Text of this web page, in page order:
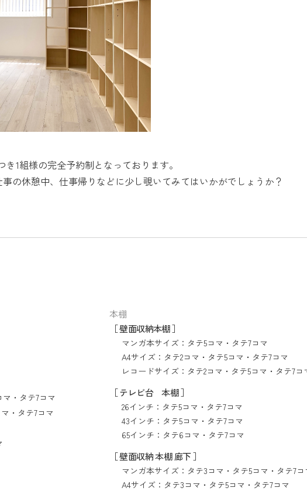
き1組様の完全予約制となっております。
の休憩中、仕事帰りなどに少し覗いてみてはいかがでしょうか？
マ ・ タテ7コマ
・ タテ7コマ
本棚
［ 壁面収納本棚 ］
マンガ本サイズ： タテ5コマ ・ タテ7コマ
A4サイズ： タテ2コマ ・ タテ5コマ ・ タテ7コマ
レコードサイズ： タテ2コマ ・ タテ5コマ ・ タテ7コ
［ テレビ台 本棚 ］
26インチ： タテ5コマ ・ タテ7コマ
43インチ： タテ5コマ ・ タテ7コマ
65インチ： タテ6コマ ・ タテ7コマ
［ 壁面収納 本棚 廊下 ］
マンガ本サイズ： タテ3コマ ・ タテ5コマ ・ タテ7コ
A4サイズ： タテ3コマ ・ タテ5コマ ・ タテ7コマ